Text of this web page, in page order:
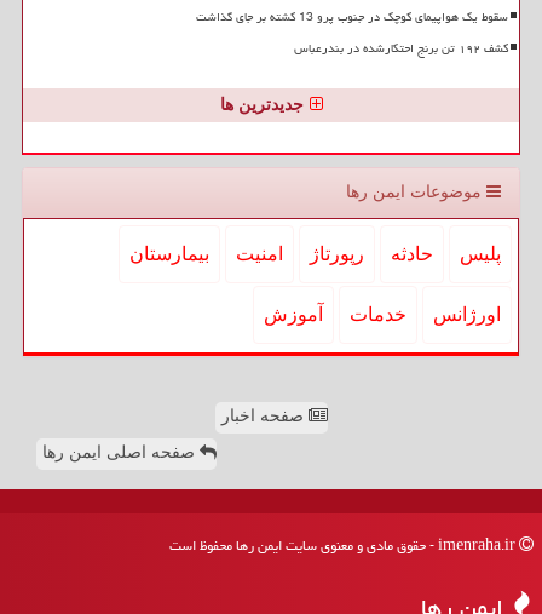
سقوط یک هواپیمای کوچک در جنوب پرو 13 کشته بر جای گذاشت
کشف ۱۹۲ تن برنج احتکارشده در بندرعباس
جدیدترین ها
موضوعات ایمن رها
پلیس حادثه رپورتاژ امنیت بیمارستان
اورژانس خدمات آموزش
صفحه اخبار
صفحه اصلی ایمن رها